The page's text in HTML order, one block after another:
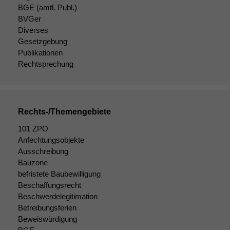
BGE (amtl. Publ.)
BVGer
Diverses
Gesetzgebung
Publikationen
Rechtsprechung
Rechts-/Themengebiete
101 ZPO
Anfechtungsobjekte
Ausschreibung
Bauzone
befristete Baubewilligung
Beschaffungsrecht
Beschwerdelegitimation
Betreibungsferien
Beweiswürdigung